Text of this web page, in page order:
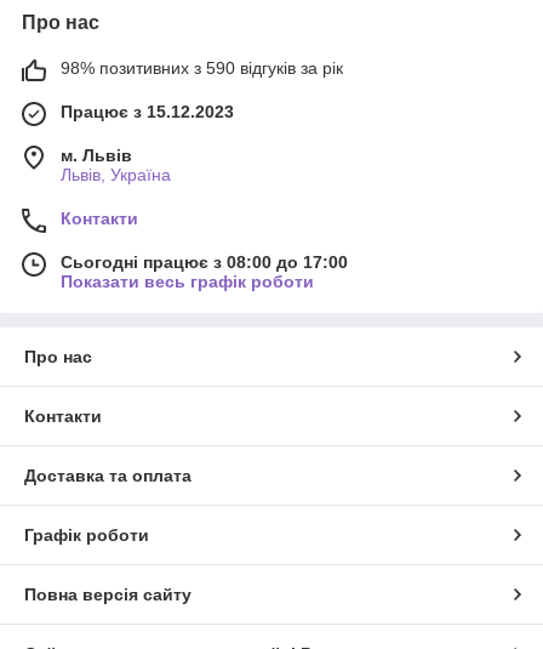
Про нас
98% позитивних з 590 відгуків за рік
Працює з 15.12.2023
м. Львів
Львів, Україна
Контакти
Сьогодні працює з 08:00 до 17:00
Показати весь графік роботи
Про нас
Контакти
Доставка та оплата
Графік роботи
Повна версія сайту